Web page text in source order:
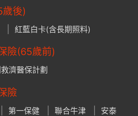
後)
紅藍白卡(含長期照料)
險(65歲前)
濟醫保計劃
險
第一保健 聯合牛津 安泰